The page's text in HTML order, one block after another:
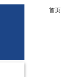
首页